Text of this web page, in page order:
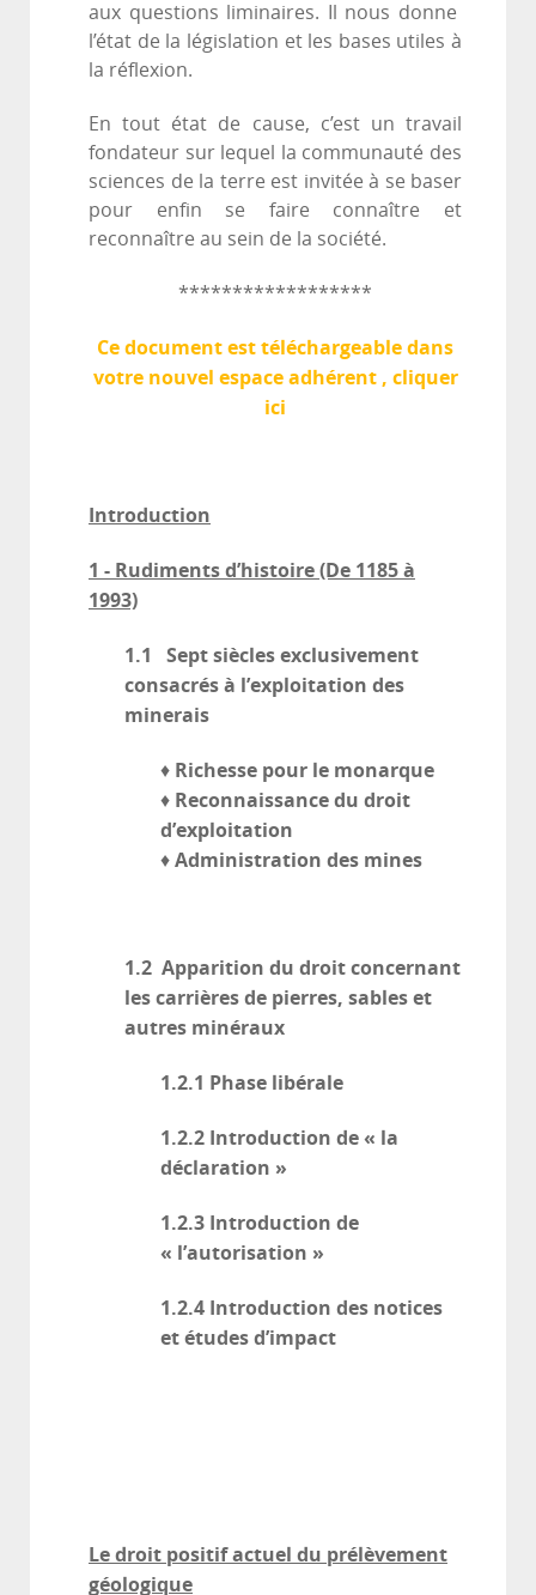
aux questions liminaires. Il nous donne
l’état de la législation et les bases utiles à
la réflexion.
En tout état de cause, c’est un travail
fondateur sur lequel la communauté des
sciences de la terre est invitée à se baser
pour enfin se faire connaître et
reconnaître au sein de la société.
******************
Ce document est téléchargeable dans
votre nouvel espace adhérent , cliquer
ici
Introduction
1 - Rudiments d’histoire (De 1185 à
1993)
1.1 Sept siècles exclusivement
consacrés à l’exploitation des
minerais
♦ Richesse pour le monarque
♦ Reconnaissance du droit
d’exploitation
♦ Administration des mines
1.2 Apparition du droit concernant
les carrières de pierres, sables et
autres minéraux
1.2.1 Phase libérale
1.2.2 Introduction de « la
déclaration »
1.2.3 Introduction de
« l’autorisation »
1.2.4 Introduction des notices
et études d’impact
Le droit positif actuel du prélèvement
géologique